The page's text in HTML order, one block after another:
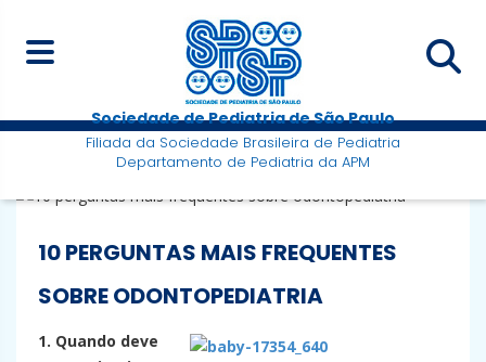
Sociedade de Pediatria de São Paulo
Filiada da Sociedade Brasileira de Pediatria
Departamento de Pediatria da APM
10 PERGUNTAS MAIS FREQUENTES
SOBRE ODONTOPEDIATRIA
1. Quando deve